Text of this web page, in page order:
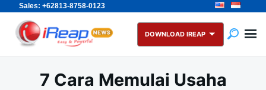
Sales: +62813-8758-0123
Skip
content
Search
for:
DOWNLOAD IREAP
7 Cara Memulai Usaha